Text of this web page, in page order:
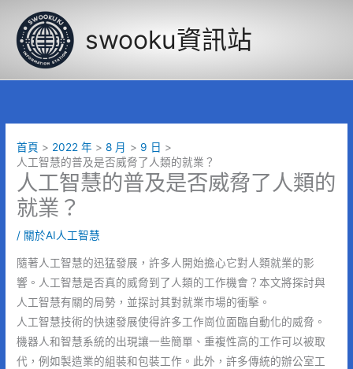
swooku資訊站
首頁 2022 年 8 月
9 日
人工智慧的普及是否威脅了人類的就業？
人工智慧的普及是否威脅了人類的
就業？
/ 關於AI人工智慧
隨著人工智慧的迅猛發展，許多人開始擔心它對人類就業的影
響。人工智慧是否真的威脅到了人類的工作機會？本文將探討與
人工智慧有關的局勢，並探討其對就業市場的衝擊。
人工智慧技術的快速發展使得許多工作崗位面臨自動化的威脅。
機器人和智慧系統的出現讓一些簡單、重複性高的工作可以被取
代，例如製造業的組裝和包裝工作。此外，許多傳統的辦公室工